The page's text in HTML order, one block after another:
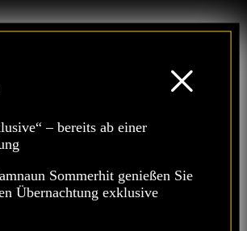
– bereits ab einer
Sommerhit genießen Sie
Übernachtung exklusive